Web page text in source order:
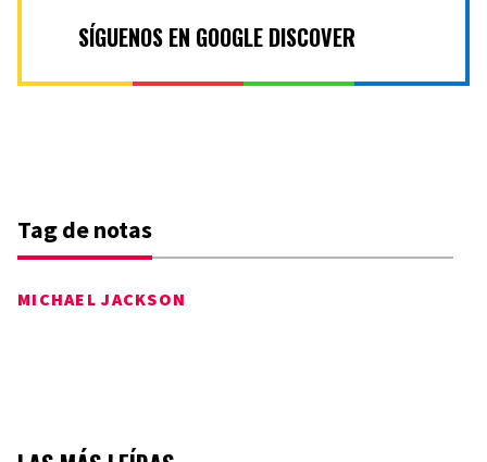
SÍGUENOS EN GOOGLE DISCOVER
Tag de notas
MICHAEL JACKSON